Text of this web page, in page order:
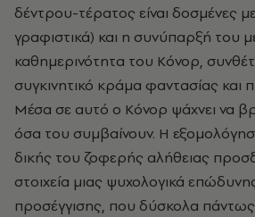
δέντρου-τέρατος είναι δοσμένες
γραφιστικά) και η συνύπαρξή του
καθημερινότητα του Κόνορ,
συγκινητικό κράμα φαντασίας και
Μέσα σε αυτό ο Κόνορ ψάχνει να
όσα του συμβαίνουν. Η
δικής του ζοφερής αλήθειας
στοιχεία μιας ψυχολογικά
προσέγγισης, που δύσκολα πάντως